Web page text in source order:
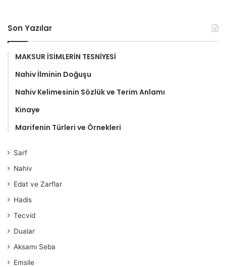
Son Yazılar
MAKSUR İSİMLERİN TESNİYESİ
Nahiv İlminin Doğuşu
Nahiv Kelimesinin Sözlük ve Terim Anlamı
Kinaye
Marifenin Türleri ve Örnekleri
Sarf
Nahiv
Edat ve Zarflar
Hadis
Tecvid
Dualar
Aksamı Seba
Emsile